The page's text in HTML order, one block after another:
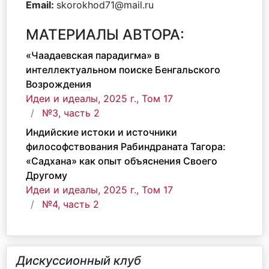
Email: skorokhod71@mail.ru
МАТЕРИАЛЫ АВТОРА:
«Чаадаевская парадигма» в
интеллектуальном поиске Бенгальского
Возрождения
Идеи и идеалы, 2025 г., Том 17
№3, часть 2
Индийские истоки и источники
философствования Рабиндраната Тагора:
«Садхана» как опыт объяснения Своего
Другому
Идеи и идеалы, 2025 г., Том 17
№4, часть 2
Дискуссионный клуб